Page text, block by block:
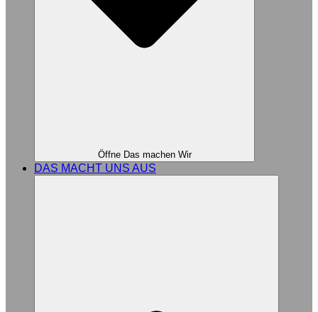
Öffne Das machen Wir
DAS MACHT UNS AUS